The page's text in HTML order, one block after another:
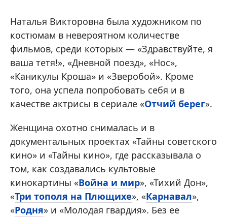
Наталья Викторовна была художником по
костюмам в невероятном количестве
фильмов, среди которых — «Здравствуйте, я
ваша тетя!», «Дневной поезд», «Нос»,
«Каникулы Кроша» и «Зверобой». Кроме
того, она успела попробовать себя и в
качестве актрисы в сериале «Отчий берег».
Женщина охотно снималась и в
документальных проектах «Тайны советского
кино» и «Тайны кино», где рассказывала о
том, как создавались культовые
кинокартины «Война и мир», «Тихий Дон»,
«Три тополя на Плющихе», «Карнавал»,
«Родня» и «Молодая гвардия». Без ее